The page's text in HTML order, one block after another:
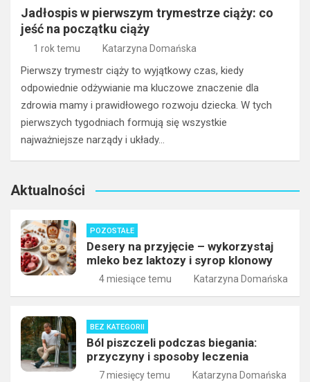
Jadłospis w pierwszym trymestrze ciąży: co
jeść na początku ciąży
1 rok temu Katarzyna Domańska
Pierwszy trymestr ciąży to wyjątkowy czas, kiedy
odpowiednie odżywianie ma kluczowe znaczenie dla
zdrowia mamy i prawidłowego rozwoju dziecka. W tych
pierwszych tygodniach formują się wszystkie
najważniejsze narządy i układy…
Aktualności
POZOSTAŁE
Desery na przyjęcie – wykorzystaj
mleko bez laktozy i syrop klonowy
4 miesiące temu Katarzyna Domańska
BEZ KATEGORII
Ból piszczeli podczas biegania:
przyczyny i sposoby leczenia
7 miesięcy temu Katarzyna Domańska